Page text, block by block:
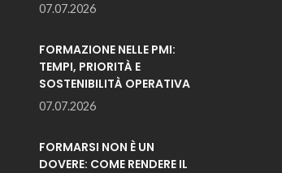
07.07.2026
FORMAZIONE NELLE PMI:
TEMPI, PRIORITÀ E
SOSTENIBILITÀ OPERATIVA
07.07.2026
FORMARSI NON È UN
DOVERE: COME RENDERE IL